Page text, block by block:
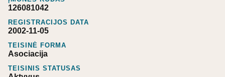
126081042
REGISTRACIJOS DATA
2002-11-05
TEISINĖ FORMA
Asociacija
TEISINIS STATUSAS